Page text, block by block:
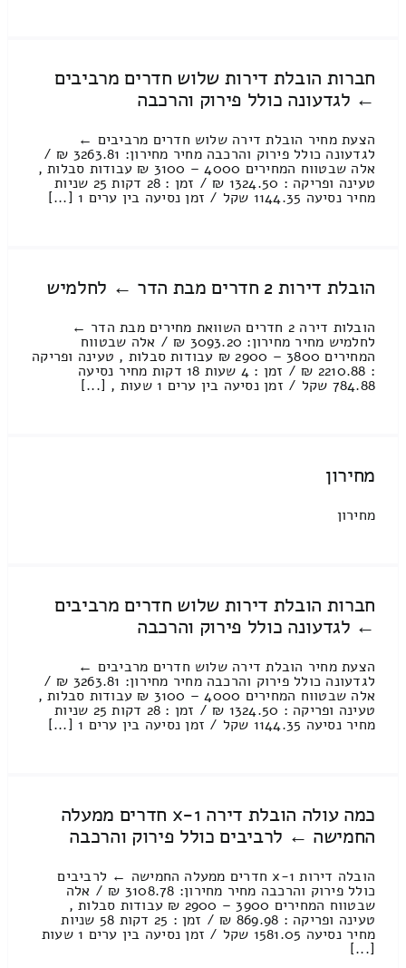
חברות הובלת דירות שלוש חדרים מרביבים
← לגדעונה כולל פירוק והרכבה
הצעת מחיר הובלת דירה שלוש חדרים מרביבים ←
לגדעונה כולל פירוק והרכבה מחיר מחירון: 3263.81 ₪ /
אלה שבטווח המחירים 4000 – 3100 ₪ עבודות סבלות ,
טעינה ופריקה : 1324.50 ₪ / זמן : 28 דקות 25 שניות
מחיר נסיעה 1144.35 שקל / זמן נסיעה בין ערים 1 [...]
הובלת דירות 2 חדרים מבת הדר ← לחלמיש
הובלות דירה 2 חדרים השוואת מחירים מבת הדר ←
לחלמיש מחיר מחירון: 3093.20 ₪ / אלה שבטווח
המחירים 3800 – 2900 ₪ עבודות סבלות , טעינה ופריקה
: 2210.88 ₪ / זמן : 4 שעות 18 דקות מחיר נסיעה
784.88 שקל / זמן נסיעה בין ערים 1 שעות , [...]
מחירון
מחירון
חברות הובלת דירות שלוש חדרים מרביבים
← לגדעונה כולל פירוק והרכבה
הצעת מחיר הובלת דירה שלוש חדרים מרביבים ←
לגדעונה כולל פירוק והרכבה מחיר מחירון: 3263.81 ₪ /
אלה שבטווח המחירים 4000 – 3100 ₪ עבודות סבלות ,
טעינה ופריקה : 1324.50 ₪ / זמן : 28 דקות 25 שניות
מחיר נסיעה 1144.35 שקל / זמן נסיעה בין ערים 1 [...]
כמה עולה הובלת דירה 1-x חדרים ממעלה
החמישה ← לרביבים כולל פירוק והרכבה
הובלה דירות 1-x חדרים ממעלה החמישה ← לרביבים
כולל פירוק והרכבה מחיר מחירון: 3108.78 ₪ / אלה
שבטווח המחירים 3900 – 2900 ₪ עבודות סבלות ,
טעינה ופריקה : 869.98 ₪ / זמן : 25 דקות 58 שניות
מחיר נסיעה 1581.05 שקל / זמן נסיעה בין ערים 1 שעות
[...]